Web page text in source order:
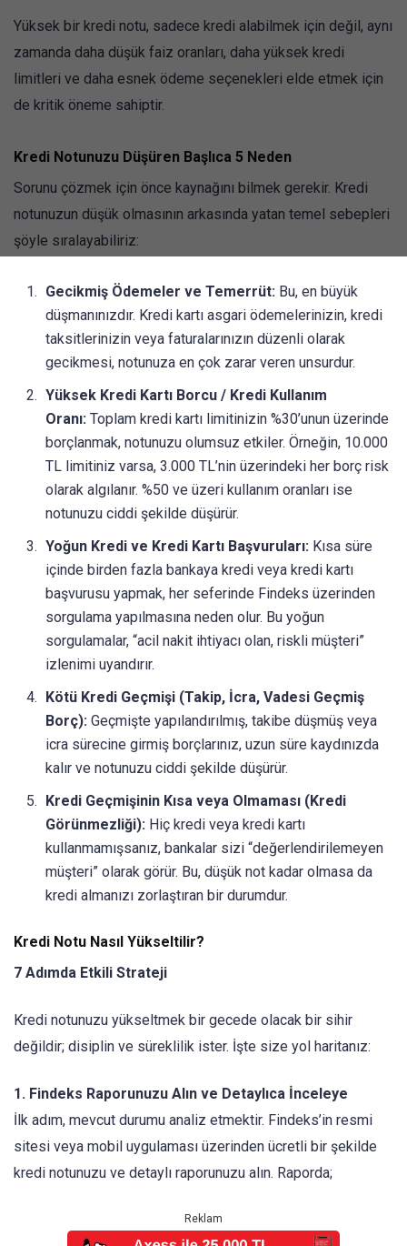
Yüksek bir kredi notu, sadece kredi alabilmek için değil, aynı
zamanda daha düşük faiz oranları, daha yüksek kredi
limitleri ve daha esnek ödeme seçenekleri elde etmek için
de kritik öneme sahiptir.
Kredi Notunuzu Düşüren Başlıca 5 Neden
Sorunu çözmek için önce kaynağını bilmek gerekir. Kredi
notunuzun düşük olmasının arkasında yatan temel sebepleri
şöyle sıralayabiliriz:
Gecikmiş Ödemeler ve Temerrüt: Bu, en büyük
düşmanınızdır. Kredi kartı asgari ödemelerinizin, kredi
taksitlerinizin veya faturalarınızın düzenli olarak
gecikmesi, notunuza en çok zarar veren unsurdur.
Yüksek Kredi Kartı Borcu / Kredi Kullanım
Oranı: Toplam kredi kartı limitinizin %30’unun üzerinde
borçlanmak, notunuzu olumsuz etkiler. Örneğin, 10.000
TL limitiniz varsa, 3.000 TL’nin üzerindeki her borç risk
olarak algılanır. %50 ve üzeri kullanım oranları ise
notunuzu ciddi şekilde düşürür.
Yoğun Kredi ve Kredi Kartı Başvuruları: Kısa süre
içinde birden fazla bankaya kredi veya kredi kartı
başvurusu yapmak, her seferinde Findeks üzerinden
sorgulama yapılmasına neden olur. Bu yoğun
sorgulamalar, “acil nakit ihtiyacı olan, riskli müşteri”
izlenimi uyandırır.
Kötü Kredi Geçmişi (Takip, İcra, Vadesi Geçmiş
Borç): Geçmişte yapılandırılmış, takibe düşmüş veya
icra sürecine girmiş borçlarınız, uzun süre kaydınızda
kalır ve notunuzu ciddi şekilde düşürür.
Kredi Geçmişinin Kısa veya Olmaması (Kredi
Görünmezliği): Hiç kredi veya kredi kartı
kullanmamışsanız, bankalar sizi “değerlendirilemeyen
müşteri” olarak görür. Bu, düşük not kadar olmasa da
kredi almanızı zorlaştıran bir durumdur.
Kredi Notu Nasıl Yükseltilir?
7 Adımda Etkili Strateji
Kredi notunuzu yükseltmek bir gecede olacak bir sihir
değildir; disiplin ve süreklilik ister. İşte size yol haritanız:
1. Findeks Raporunuzu Alın ve Detaylıca İnceleye
İlk adım, mevcut durumu analiz etmektir. Findeks’in resmi
sitesi veya mobil uygulaması üzerinden ücretli bir şekilde
kredi notunuzu ve detaylı raporunuzu alın. Raporda;
Reklam